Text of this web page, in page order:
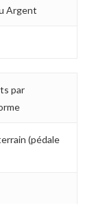
Argent
par
(pédale